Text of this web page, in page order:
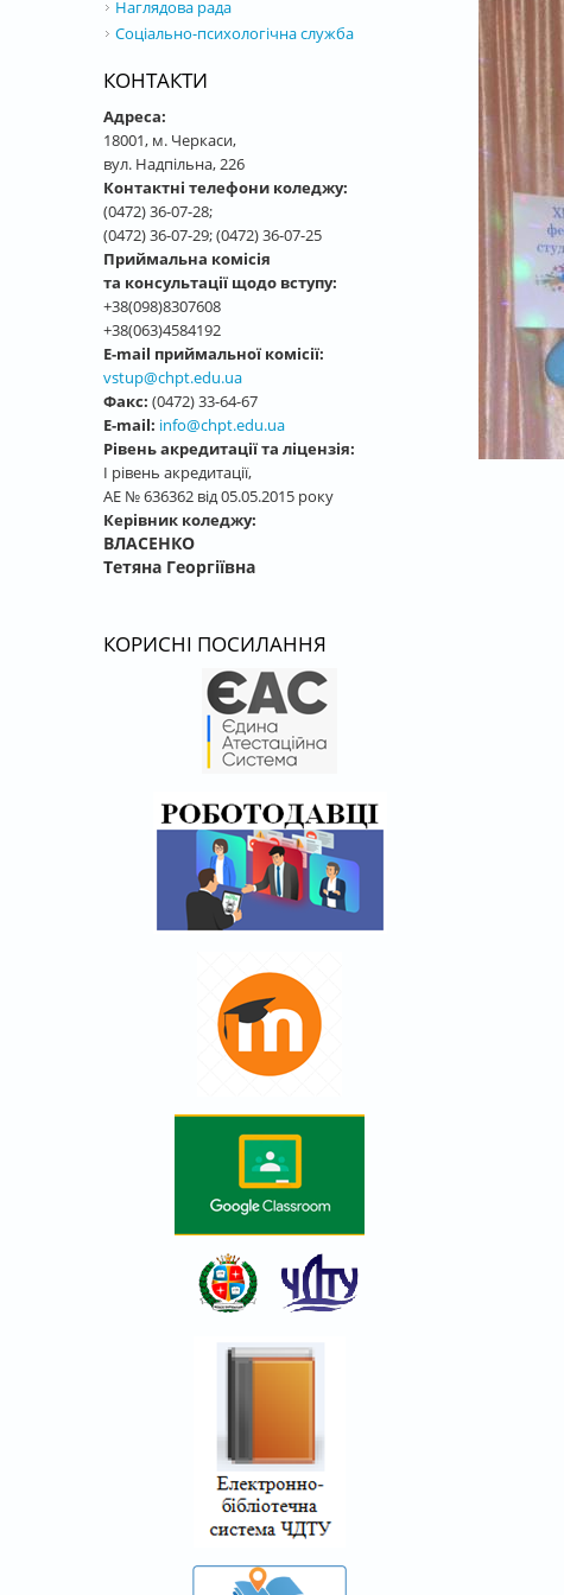
Наглядова рада
Соціально-психологічна служба
КОНТАКТИ
Адреса:
18001, м. Черкаси,
вул. Надпільна, 226
Контактні телефони коледжу:
(0472) 36-07-28;
(0472) 36-07-29; (0472) 36-07-25
Приймальна комісія
та консультації щодо вступу:
+38(098)8307608
+38(063)4584192
E-mail приймальної комісії:
vstup@chpt.edu.ua
Факс: (0472) 33-64-67
E-mail: info@chpt.edu.ua
Рівень акредитації та ліцензія:
І рівень акредитації,
АЕ № 636362 від 05.05.2015 року
Керівник коледжу:
ВЛАСЕНКО
Тетяна Георгіївна
КОРИСНІ ПОСИЛАННЯ